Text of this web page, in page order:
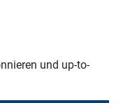
und up-to-